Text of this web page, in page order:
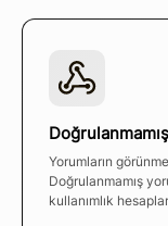
Yorumların
Doğrulanmamış
kullanımlık